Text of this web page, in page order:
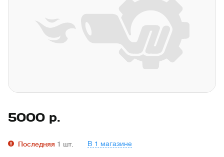
5000 р.
Последняя 1 шт. В 1 магазине